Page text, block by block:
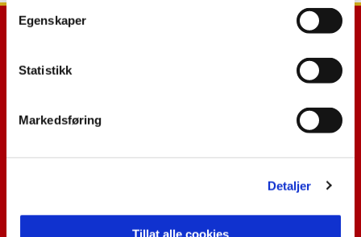
Egenskaper
Statistikk
Markedsføring
Detaljer
Tillat alle cookies
E-post:post@til.no +47 97 17 30 00